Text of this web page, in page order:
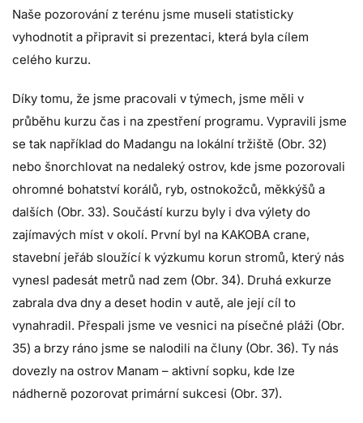
Naše pozorování z terénu jsme museli statisticky
vyhodnotit a připravit si prezentaci, která byla cílem
celého kurzu.
Díky tomu, že jsme pracovali v týmech, jsme měli v
průběhu kurzu čas i na zpestření programu. Vypravili jsme
se tak například do Madangu na lokální tržiště (Obr. 32)
nebo šnorchlovat na nedaleký ostrov, kde jsme pozorovali
ohromné bohatství korálů, ryb, ostnokožců, měkkýšů a
dalších (Obr. 33). Součástí kurzu byly i dva výlety do
zajímavých míst v okolí. První byl na KAKOBA crane,
stavební jeřáb sloužící k výzkumu korun stromů, který nás
vynesl padesát metrů nad zem (Obr. 34). Druhá exkurze
zabrala dva dny a deset hodin v autě, ale její cíl to
vynahradil. Přespali jsme ve vesnici na písečné pláži (Obr.
35) a brzy ráno jsme se nalodili na čluny (Obr. 36). Ty nás
dovezly na ostrov Manam – aktivní sopku, kde lze
nádherně pozorovat primární sukcesi (Obr. 37).